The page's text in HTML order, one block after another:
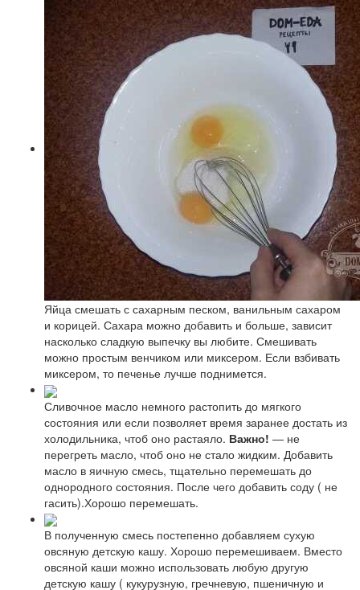
Яйца смешать с сахарным песком, ванильным сахаром
и корицей. Сахара можно добавить и больше, зависит
насколько сладкую выпечку вы любите. Смешивать
можно простым венчиком или миксером. Если взбивать
миксером, то печенье лучше поднимется.
Сливочное масло немного растопить до мягкого
состояния или если позволяет время заранее достать из
холодильника, чтоб оно растаяло. Важно! — не
перегреть масло, чтоб оно не стало жидким. Добавить
масло в яичную смесь, тщательно перемешать до
однородного состояния. После чего добавить соду ( не
гасить).Хорошо перемешать.
В полученную смесь постепенно добавляем сухую
овсяную детскую кашу. Хорошо перемешиваем. Вместо
овсяной каши можно использовать любую другую
детскую кашу ( кукурузную, гречневую, пшеничную и